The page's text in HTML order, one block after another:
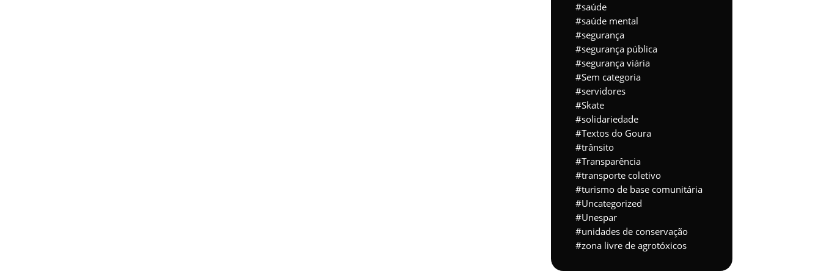
saúde
saúde mental
segurança
segurança pública
segurança viária
Sem categoria
servidores
Skate
solidariedade
Textos do Goura
trânsito
Transparência
transporte coletivo
turismo de base comunitária
Uncategorized
Unespar
unidades de conservação
zona livre de agrotóxicos